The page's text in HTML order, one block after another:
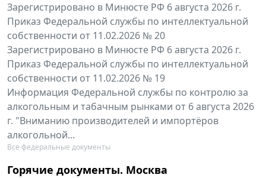
Зарегистрировано в Минюсте РФ 6 августа 2026 г.
Приказ Федеральной службы по интеллектуальной
собственности от 11.02.2026 № 20
Зарегистрировано в Минюсте РФ 6 августа 2026 г.
Приказ Федеральной службы по интеллектуальной
собственности от 11.02.2026 № 19
Информация Федеральной службы по контролю за
алкогольным и табачным рынками от 6 августа 2026
г. "Вниманию производителей и импортёров
алкогольной...
Все федеральные документы
Горячие документы. Москва